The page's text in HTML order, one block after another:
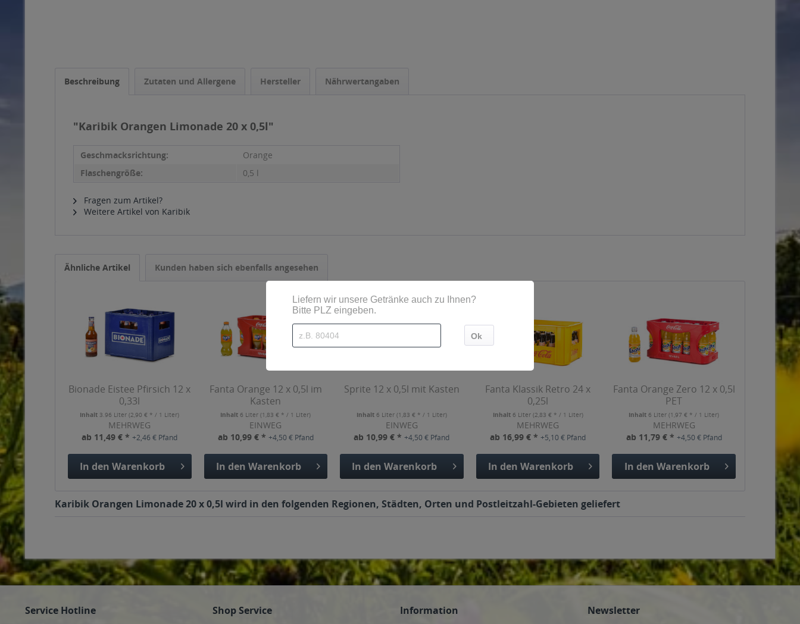
Beschreibung Zutaten und Allergene Hersteller Nährwertangaben
"Karibik Orangen Limonade 20 x 0,5l"
Geschmacksrichtung:
Orange
Flaschengröße:
0,5 l
Fragen zum Artikel?
Weitere Artikel von Karibik
Ähnliche Artikel Kunden haben sich ebenfalls angesehen
Bionade Eistee Pfirsich 12 x
0,33l
Inhalt 3.96 Liter(2,90 € * / 1 Liter)
MEHRWEG
ab 11,49 € *+2,46 € Pfand
In den Warenkorb
Fanta Orange 12 x 0,5l im
Kasten
Inhalt 6 Liter(1,83 € * / 1 Liter)
EINWEG
ab 10,99 € * +4,50 € Pfand
In den Warenkorb
Sprite 12 x 0,5l mit Kasten
Inhalt 6 Liter (1,83 € * / 1 Liter)
EINWEG
ab 10,99 € *+4,50 € Pfand
In den Warenkorb
Fanta Klassik Retro 24 x
0,25l
Inhalt 6 Liter (2,83 € * / 1 Liter)
MEHRWEG
ab 16,99 € *+5,10 € Pfand
In den Warenkorb
Fanta Orange Zero 12 x 0,5l
PET
Inhalt 6 Liter(1,97 € * / 1 Liter)
MEHRWEG
ab 11,79 € * +4,50 € Pfand
In den Warenkorb
Karibik Orangen Limonade 20 x 0,5l wird in den folgenden Regionen, Städten, Orten und Postleitzahl-Gebieten geliefert
Service Hotline Shop Service Information Newsletter